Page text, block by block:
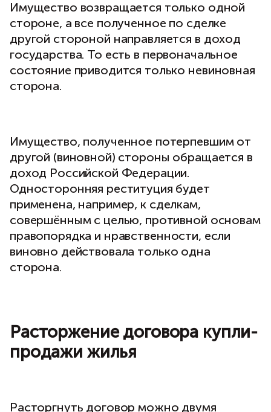
Имущество возвращается только одной
стороне, а все полученное по сделке
другой стороной направляется в доход
государства. То есть в первоначальное
состояние приводится только невиновная
сторона.
Имущество, полученное потерпевшим от
другой (виновной) стороны обращается в
доход Российской Федерации.
Односторонняя реституция будет
применена, например, к сделкам,
совершённым с целью, противной основам
правопорядка и нравственности, если
виновно действовала только одна
сторона.
Расторжение договора купли-
продажи жилья
Расторгнуть договор можно двумя